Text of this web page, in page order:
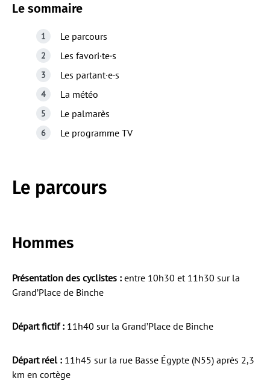
Le sommaire
Le parcours
Les favori·te·s
Les partant·e·s
La météo
Le palmarès
Le programme TV
Le parcours
Hommes
Présentation des cyclistes : entre 10h30 et 11h30 sur la
Grand’Place de Binche
Départ fictif : 11h40 sur la Grand’Place de Binche
Départ réel : 11h45 sur la rue Basse Égypte (N55) après 2,3
km en cortège